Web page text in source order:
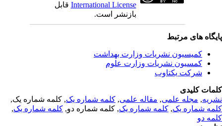
International Licenseقابل
بازنشر است.
های مرتبط
کمیسیون نشریات وزارت بهداشت
کمسیون نشریات وزارت علوم
شرکت یکتاوب
کلیدی
,مجله علمی, مقاله علمی, کلمه شماره یک, کلمه شماره یک,
شماره یک,کلمه شماره یک, کلمه شماره دو,کلمه شماره یک,
دو